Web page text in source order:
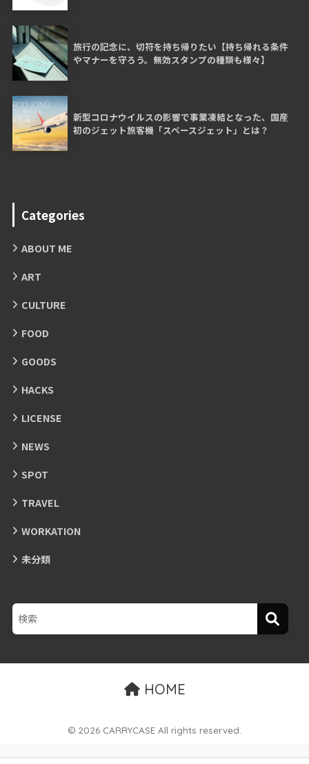
旅行の記念に、切符を持ち帰りたい【持ち帰れる条件
やマナーを守ろう。無効スタンプの種類も様々】
新型コロナウイルスの影響で事業凍結となった、国産
初のジェット旅客機「スペースジェット」とは？
Categories
ABOUT ME
ART
CULTURE
FOOD
GOODS
HACKS
LICENSE
NEWS
SPOT
TRAVEL
WORKATION
未分類
HOME
© 2026 CARRYCASE All rights reserved.